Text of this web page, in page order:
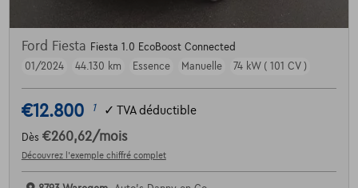
Ford Fiesta Fiesta 1.0 EcoBoost Connected
01/2024
44.130 km Essence Manuelle 74 kW ( 101 CV )
€12.800 1 ✓ TVA déductible
Dès €260,62/mois
Découvrez l’exemple chiffré complet